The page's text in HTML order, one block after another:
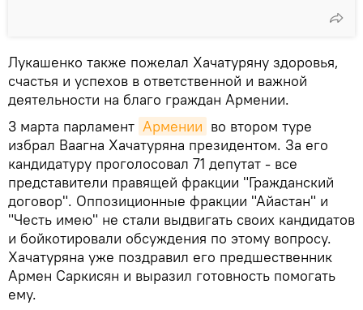
Лукашенко также пожелал Хачатуряну здоровья,
счастья и успехов в ответственной и важной
деятельности на благо граждан Армении.
3 марта парламент Армении во втором туре
избрал Ваагна Хачатуряна президентом. За его
кандидатуру проголосовал 71 депутат - все
представители правящей фракции "Гражданский
договор". Оппозиционные фракции "Айастан" и
"Честь имею" не стали выдвигать своих кандидатов
и бойкотировали обсуждения по этому вопросу.
Хачатуряна уже поздравил его предшественник
Армен Саркисян и выразил готовность помогать
ему.